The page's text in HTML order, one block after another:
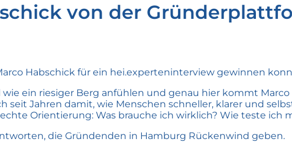
von der
Habschick für ein hei.experteninterview gewinnen
ein riesiger Berg anfühlen und genau hier kommt
seit Jahren damit, wie Menschen schneller, klarer und
Orientierung: Was brauche ich wirklich? Wie teste
die Gründenden in Hamburg Rückenwind geben.